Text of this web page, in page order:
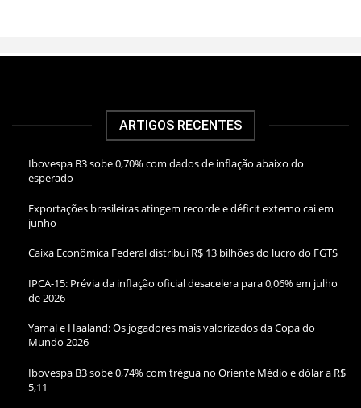
ARTIGOS RECENTES
Ibovespa B3 sobe 0,70% com dados de inflação abaixo do
esperado
Exportações brasileiras atingem recorde e déficit externo cai em
junho
Caixa Econômica Federal distribui R$ 13 bilhões do lucro do FGTS
IPCA-15: Prévia da inflação oficial desacelera para 0,06% em julho
de 2026
Yamal e Haaland: Os jogadores mais valorizados da Copa do
Mundo 2026
Ibovespa B3 sobe 0,74% com trégua no Oriente Médio e dólar a R$
5,11